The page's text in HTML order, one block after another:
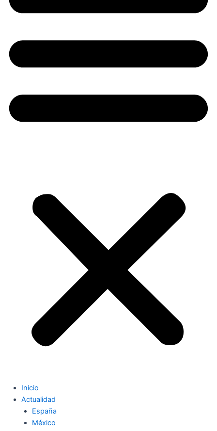
Inicio
Actualidad
España
México